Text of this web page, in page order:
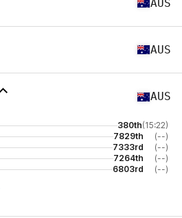
AUS
AUS
AUS
380th(15:22)
7829th
(--)
7333rd
(--)
7264th
(--)
6803rd (--)